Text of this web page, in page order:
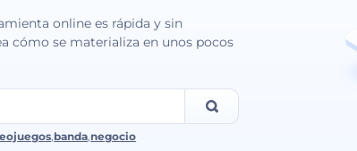
online es rápida y sin
cómo se materializa en unos pocos
banda negocio